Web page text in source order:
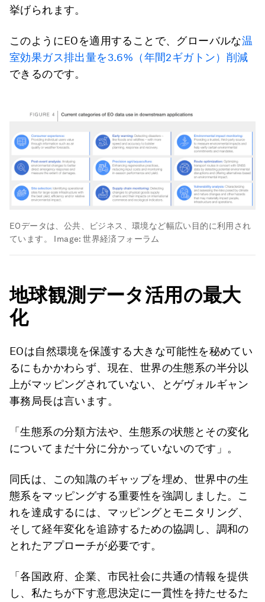
挙げられます。
このようにEOを適用することで、グローバルな温
室効果ガス排出量を3.6%（年間2ギガトン）削減
できるのです。
EOデータは、公共、ビジネス、環境など幅広い目的に利用され
ています。
Image:世界経済フォーラム
地球観測データ活用の最大
化
EOは自然環境を保護する大きな可能性を秘めてい
るにもかかわらず、現在、世界の生態系の半分以
上がマッピングされていない、とゲヴォルギャン
事務局長は言います。
「生態系の分類方法や、生態系の状態とその変化
についてまだ十分に分かっていないのです」。
同氏は、この知識のギャップを埋め、世界中の生
態系をマッピングする重要性を強調しました。こ
れを達成するには、マッピングとモニタリング、
そして経年変化を追跡するための協調し、調和の
とれたアプローチが必要です。
「各国政府、企業、市民社会に共通の情報を提供
し、私たちが下す意思決定に一貫性を持たせるた